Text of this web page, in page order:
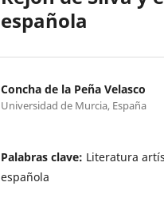
española
Concha de la Peña Velasco
Universidad de Murcia, España
Palabras clave: Literatura
española